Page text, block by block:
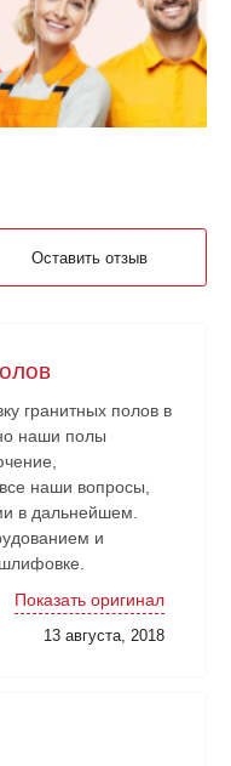
Оставить отзыв
гранитных полов в
наши полы
наши вопросы,
в дальнейшем.
и
все
Работа
Показать оригинал
13 августа, 2018